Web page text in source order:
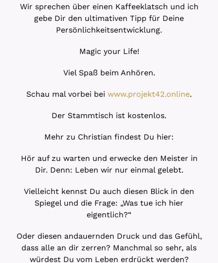
Wir sprechen über einen Kaffeeklatsch und ich
gebe Dir den ultimativen Tipp für Deine
Persönlichkeitsentwicklung.
Magic your Life!
Viel Spaß beim Anhören.
Schau mal vorbei bei www.projekt42.online.
Der Stammtisch ist kostenlos.
Mehr zu Christian findest Du hier:
Hör auf zu warten und erwecke den Meister in
Dir. Denn: Leben wir nur einmal gelebt.
Vielleicht kennst Du auch diesen Blick in den
Spiegel und die Frage: „Was tue ich hier
eigentlich?“
Oder diesen andauernden Druck und das Gefühl,
dass alle an dir zerren? Manchmal so sehr, als
würdest Du vom Leben erdrückt werden?